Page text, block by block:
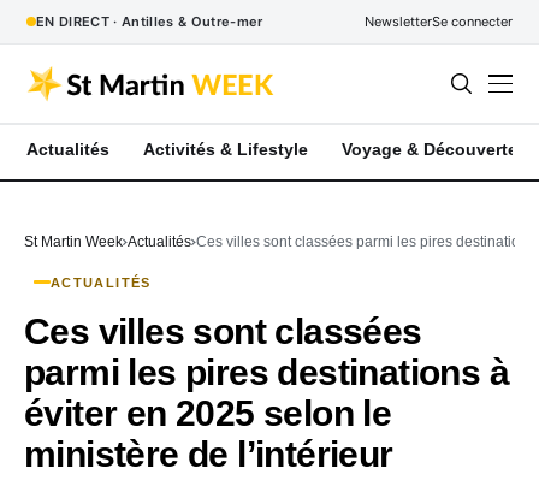
EN DIRECT · Antilles & Outre-mer NewsletterSe connecter
Actualités Activités & Lifestyle Voyage & Découverte
St Martin Week Actualités Ces villes sont classées parmi les pires
ACTUALITÉS
Ces villes sont classées
parmi les pires destinations à
éviter en 2025 selon le
ministère de l’intérieur